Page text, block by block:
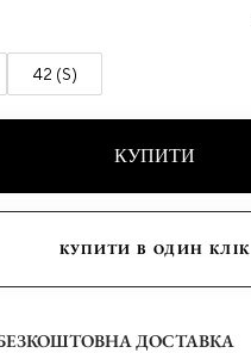
42 (S)
КУПИТИ
КУПИТИ В ОДИН КЛІК
ДОСТАВКА